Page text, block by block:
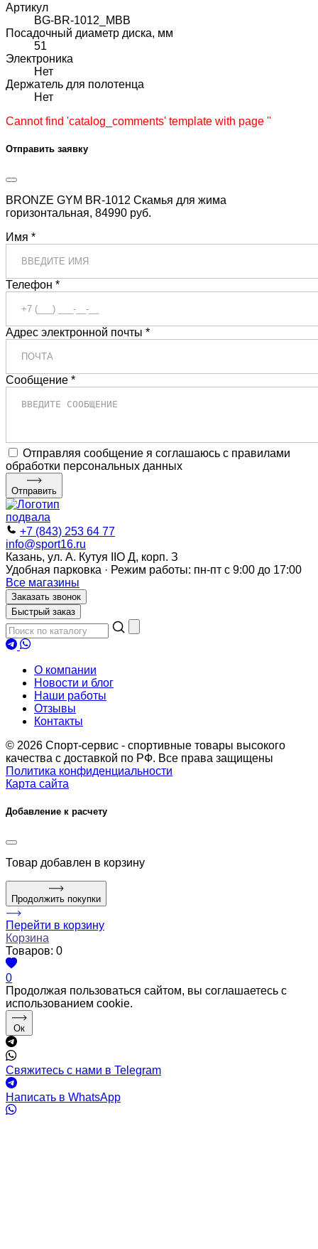
Артикул
BG-BR-1012_MBB
Посадочный диаметр диска, мм
51
Электроника
Нет
Держатель для полотенца
Нет
Cannot find 'catalog_comments' template with page ''
Отправить заявку
BRONZE GYM BR-1012 Скамья для жима
горизонтальная, 84990 руб.
Имя *
Телефон *
Адрес электронной почты *
Сообщение *
Отправляя сообщение я соглашаюсь с правилами
обработки персональных данных
Отправить
+7 (843) 253 64 77
info@sport16.ru
Казань, ул. А. Кутуя IIO Д, корп. З
Удобная парковка · Режим работы: пн-пт с 9:00 до 17:00
Все магазины
Заказать звонок
Быстрый заказ
О компании
Новости и блог
Наши работы
Отзывы
Контакты
© 2026 Спорт-сервис - спортивные товары высокого
качества с доставкой по РФ. Все права защищены
Политика конфиденциальности
Карта сайта
Добавление к расчету
Товар добавлен в корзину
Продолжить покупки
Перейти в корзину
Корзина
Товаров: 0
0
Продолжая пользоваться сайтом, вы соглашаетесь с
использованием cookie.
Ок
Свяжитесь с нами в Telegram
Написать в WhatsApp